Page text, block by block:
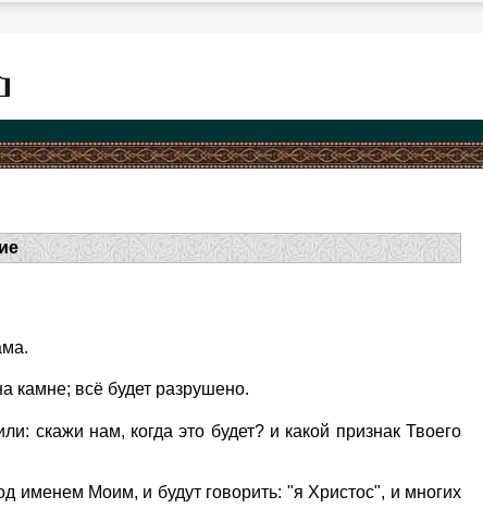
камне; всё будет разрушено.
скажи нам, когда это будет? и какой признак Твоего
именем Моим, и будут говорить: "я Христос", и многих